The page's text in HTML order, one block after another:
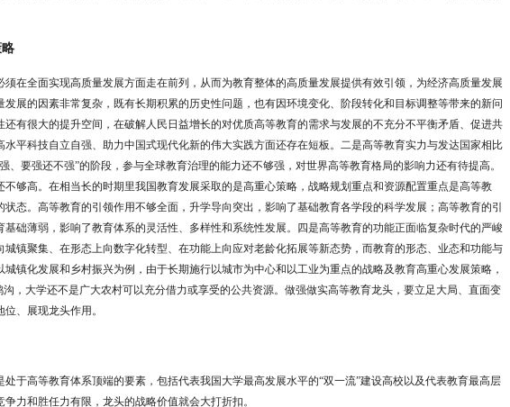
在全面实现高质量发展方面走在前列，从而为教育整体的高质量发展提供有效引领，为经济高质量发展
展的因素非常复杂，既有长期积累的历史性问题，也有因环境变化、阶段转化和目标调整等带来的新问
有很大的提升空间，在破解人民日益增长的对优质高等教育的需求与发展的不充分不平衡矛盾、促进共
平科技自立自强、助力中国式现代化新的伟大实践方面还存在短板。二是高等教育实力与发达国家相比
、要强还不强”的阶段，参与全球教育治理的能力还不够强，对世界高等教育格局的影响力还有待提高。
够高。在相当长的时期里我国教育发展采取的是高重心策略，战略规划重点和资源配置重点是高等教
态。高等教育的引领作用不够全面，升学导向突出，影响了基础教育各学段的科学发展；高等教育的引
础薄弱，影响了教育体系的灵活性、多样性和系统性发展。四是高等教育的功能正面临复杂时代的严峻
镇聚集、在形态上向数字化转型、在功能上向应对老龄化拓展等新态势，而教育的形态、业态和功能与
镇化发展和乡村振兴为例，由于长期施行以城市为中心和以工业为重点的战略及教育高重心发展策略，
沟，大学还不是广大农村可以充分借力或享受的公共资源。做强做实高等教育龙头，要立足大局、直面变
、展现龙头作用。
于高等教育体系顶端的要素，包括代表我国大学最高发展水平的“双一流”建设高校以及代表教育最高层
力和胜任力有限，龙头的战略价值就会大打折扣。